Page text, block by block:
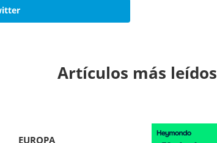
Artículos más leídos
EUROPA